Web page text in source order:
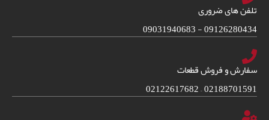
تلفن های ضروری
09126280434 - 09031940683
سفارش و فروش قطعات
02188701591 – 02122617682